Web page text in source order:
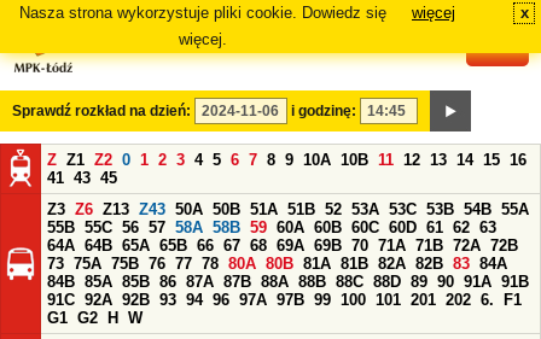
Nasza strona wykorzystuje pliki cookie. Dowiedz się
więcej.
więcej x
Sprawdź rozkład na dzień: i godzinę:
Z Z1 Z2 0 1 2 3 4 5 6 7 8 9 10A 10B 11 12 13 14 15 16
41 43 45
Z3 Z6 Z13 Z43 50A 50B 51A 51B 52 53A 53C 53B 54B 55A
55B 55C 56 57 58A 58B 59 60A 60B 60C 60D 61 62 63
64A 64B 65A 65B 66 67 68 69A 69B 70 71A 71B 72A 72B
73 75A 75B 76 77 78 80A 80B 81A 81B 82A 82B 83 84A
84B 85A 85B 86 87A 87B 88A 88B 88C 88D 89 90 91A 91B
91C 92A 92B 93 94 96 97A 97B 99 100 101 201 202 6.
F1
G1 G2 H
W